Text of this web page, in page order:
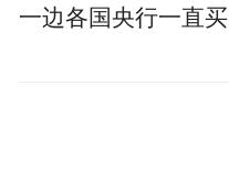
一边各国央行一直买